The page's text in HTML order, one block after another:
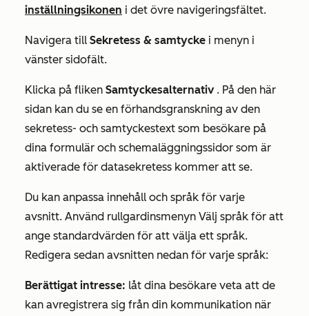
inställningsikonen i det övre navigeringsfältet.
Navigera till Sekretess & samtycke i menyn i
vänster sidofält.
Klicka på fliken Samtyckesalternativ . På den här
sidan kan du se en förhandsgranskning av den
sekretess- och samtyckestext som besökare på
dina formulär och schemaläggningssidor som är
aktiverade för datasekretess kommer att se.
Du kan anpassa innehåll och språk för varje
avsnitt. Använd rullgardinsmenyn Välj språk för att
ange standardvärden för att välja ett språk.
Redigera sedan avsnitten nedan för varje språk:
Berättigat intresse: låt dina besökare veta att de
kan avregistrera sig från din kommunikation när